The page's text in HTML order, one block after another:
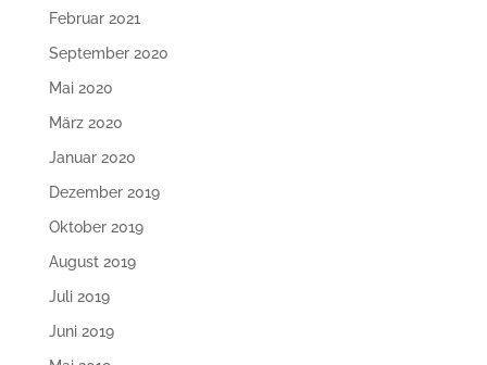
Februar 2021
September 2020
Mai 2020
März 2020
Januar 2020
Dezember 2019
Oktober 2019
August 2019
Juli 2019
Juni 2019